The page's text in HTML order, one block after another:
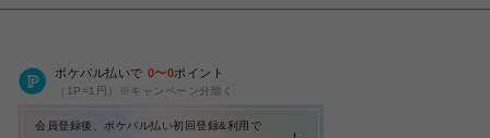
ポケパル払いで 0〜0ポイント
（1P=1円）※キャンペーン分除く
会員登録後、ポケパル払い初回登録&利用で